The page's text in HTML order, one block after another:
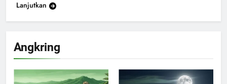
Angkring
Lanjutkan